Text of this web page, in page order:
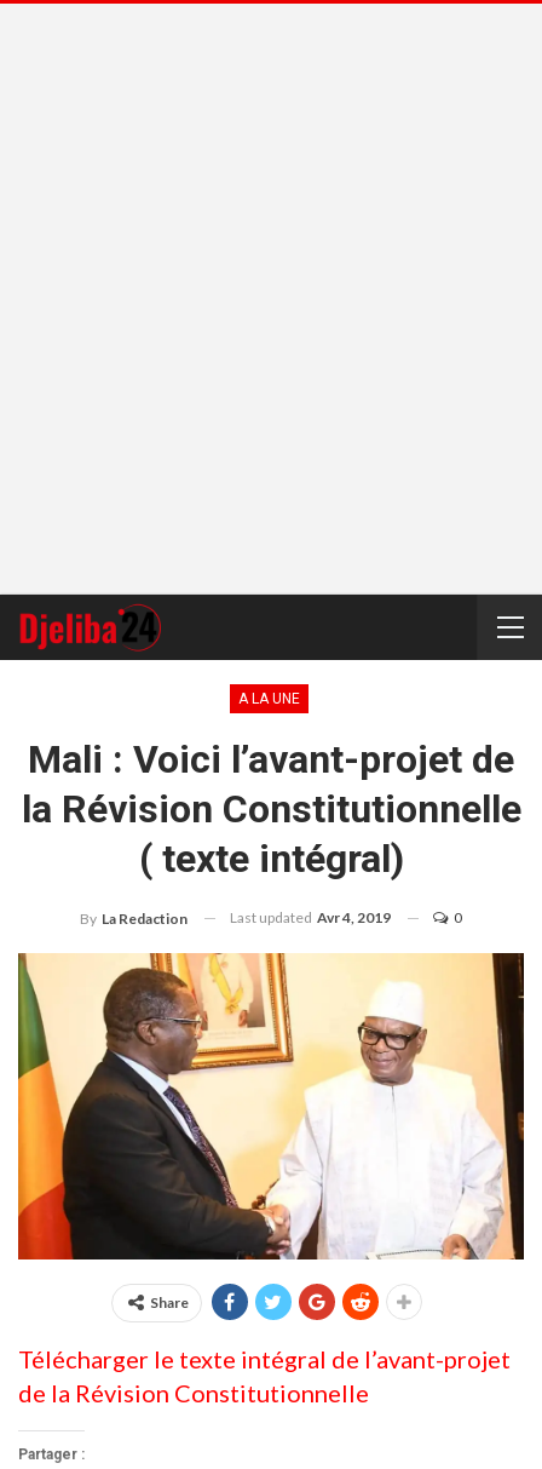
A LA UNE
Mali : Voici l’avant-projet de
la Révision Constitutionnelle
( texte intégral)
By La Redaction Last updated Avr 4, 2019 0
Share
Télécharger le texte intégral de l’avant-projet
de la Révision Constitutionnelle
Partager :